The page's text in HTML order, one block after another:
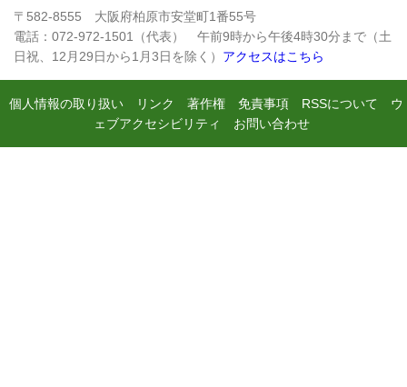
〒582-8555 大阪府柏原市安堂町1番55号
電話：072-972-1501（代表） 午前9時から午後4時30分まで（土
日祝、12月29日から1月3日を除く） アクセスはこちら
個人情報の取り扱い リンク 著作権 免責事項 RSSについて
ウ
ェブアクセシビリティ
お問い合わせ